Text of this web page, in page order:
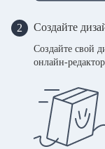
2 Создайте
Создайте свой
онлайн-